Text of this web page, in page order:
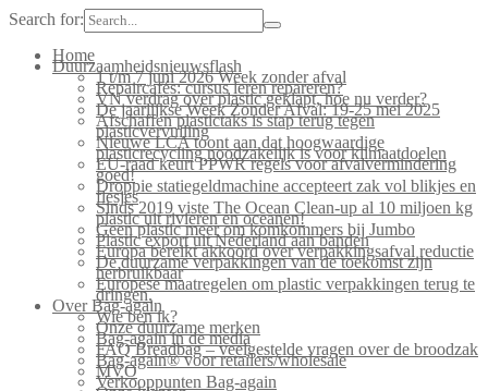
Search for:
Home
Duurzaamheidsnieuwsflash
1 t/m 7 juni 2026 Week zonder afval
Repaircafés: cursus leren repareren?
VN verdrag over plastic geklapt, hoe nu verder?
De jaarlijkse Week Zonder Afval: 19-25 mei 2025
Afschaffen plastictaks is stap terug tegen
plasticvervuiling
Nieuwe LCA toont aan dat hoogwaardige
plasticrecycling noodzakelijk is voor klimaatdoelen
EU-raad keurt PPWR regels voor afvalvermindering
goed!
Droppie statiegeldmachine accepteert zak vol blikjes en
flesjes
Sinds 2019 viste The Ocean Clean-up al 10 miljoen kg
plastic uit rivieren en oceanen!
Geen plastic meer om komkommers bij Jumbo
Plastic export uit Nederland aan banden
Europa bereikt akkoord over verpakkingsafval reductie
De duurzame verpakkingen van de toekomst zijn
herbruikbaar
Europese maatregelen om plastic verpakkingen terug te
dringen.
Over Bag-again
Wie ben ik?
Onze duurzame merken
Bag-again in de media
FAQ Breadbag – veelgestelde vragen over de broodzak
Bag-again® voor retailers/wholesale
MVO
Verkooppunten Bag-again